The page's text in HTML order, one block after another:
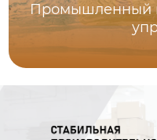
Промышленный